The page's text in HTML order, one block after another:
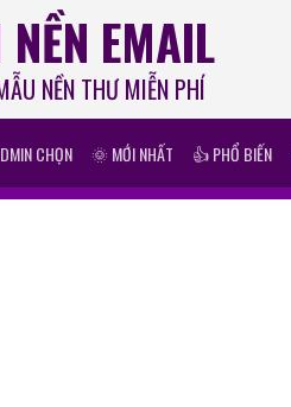
EMAIL
NỀN THƯ MIỄN PHÍ
CHỌN 🌞 MỚI NHẤT 👍 PHỔ BIẾN